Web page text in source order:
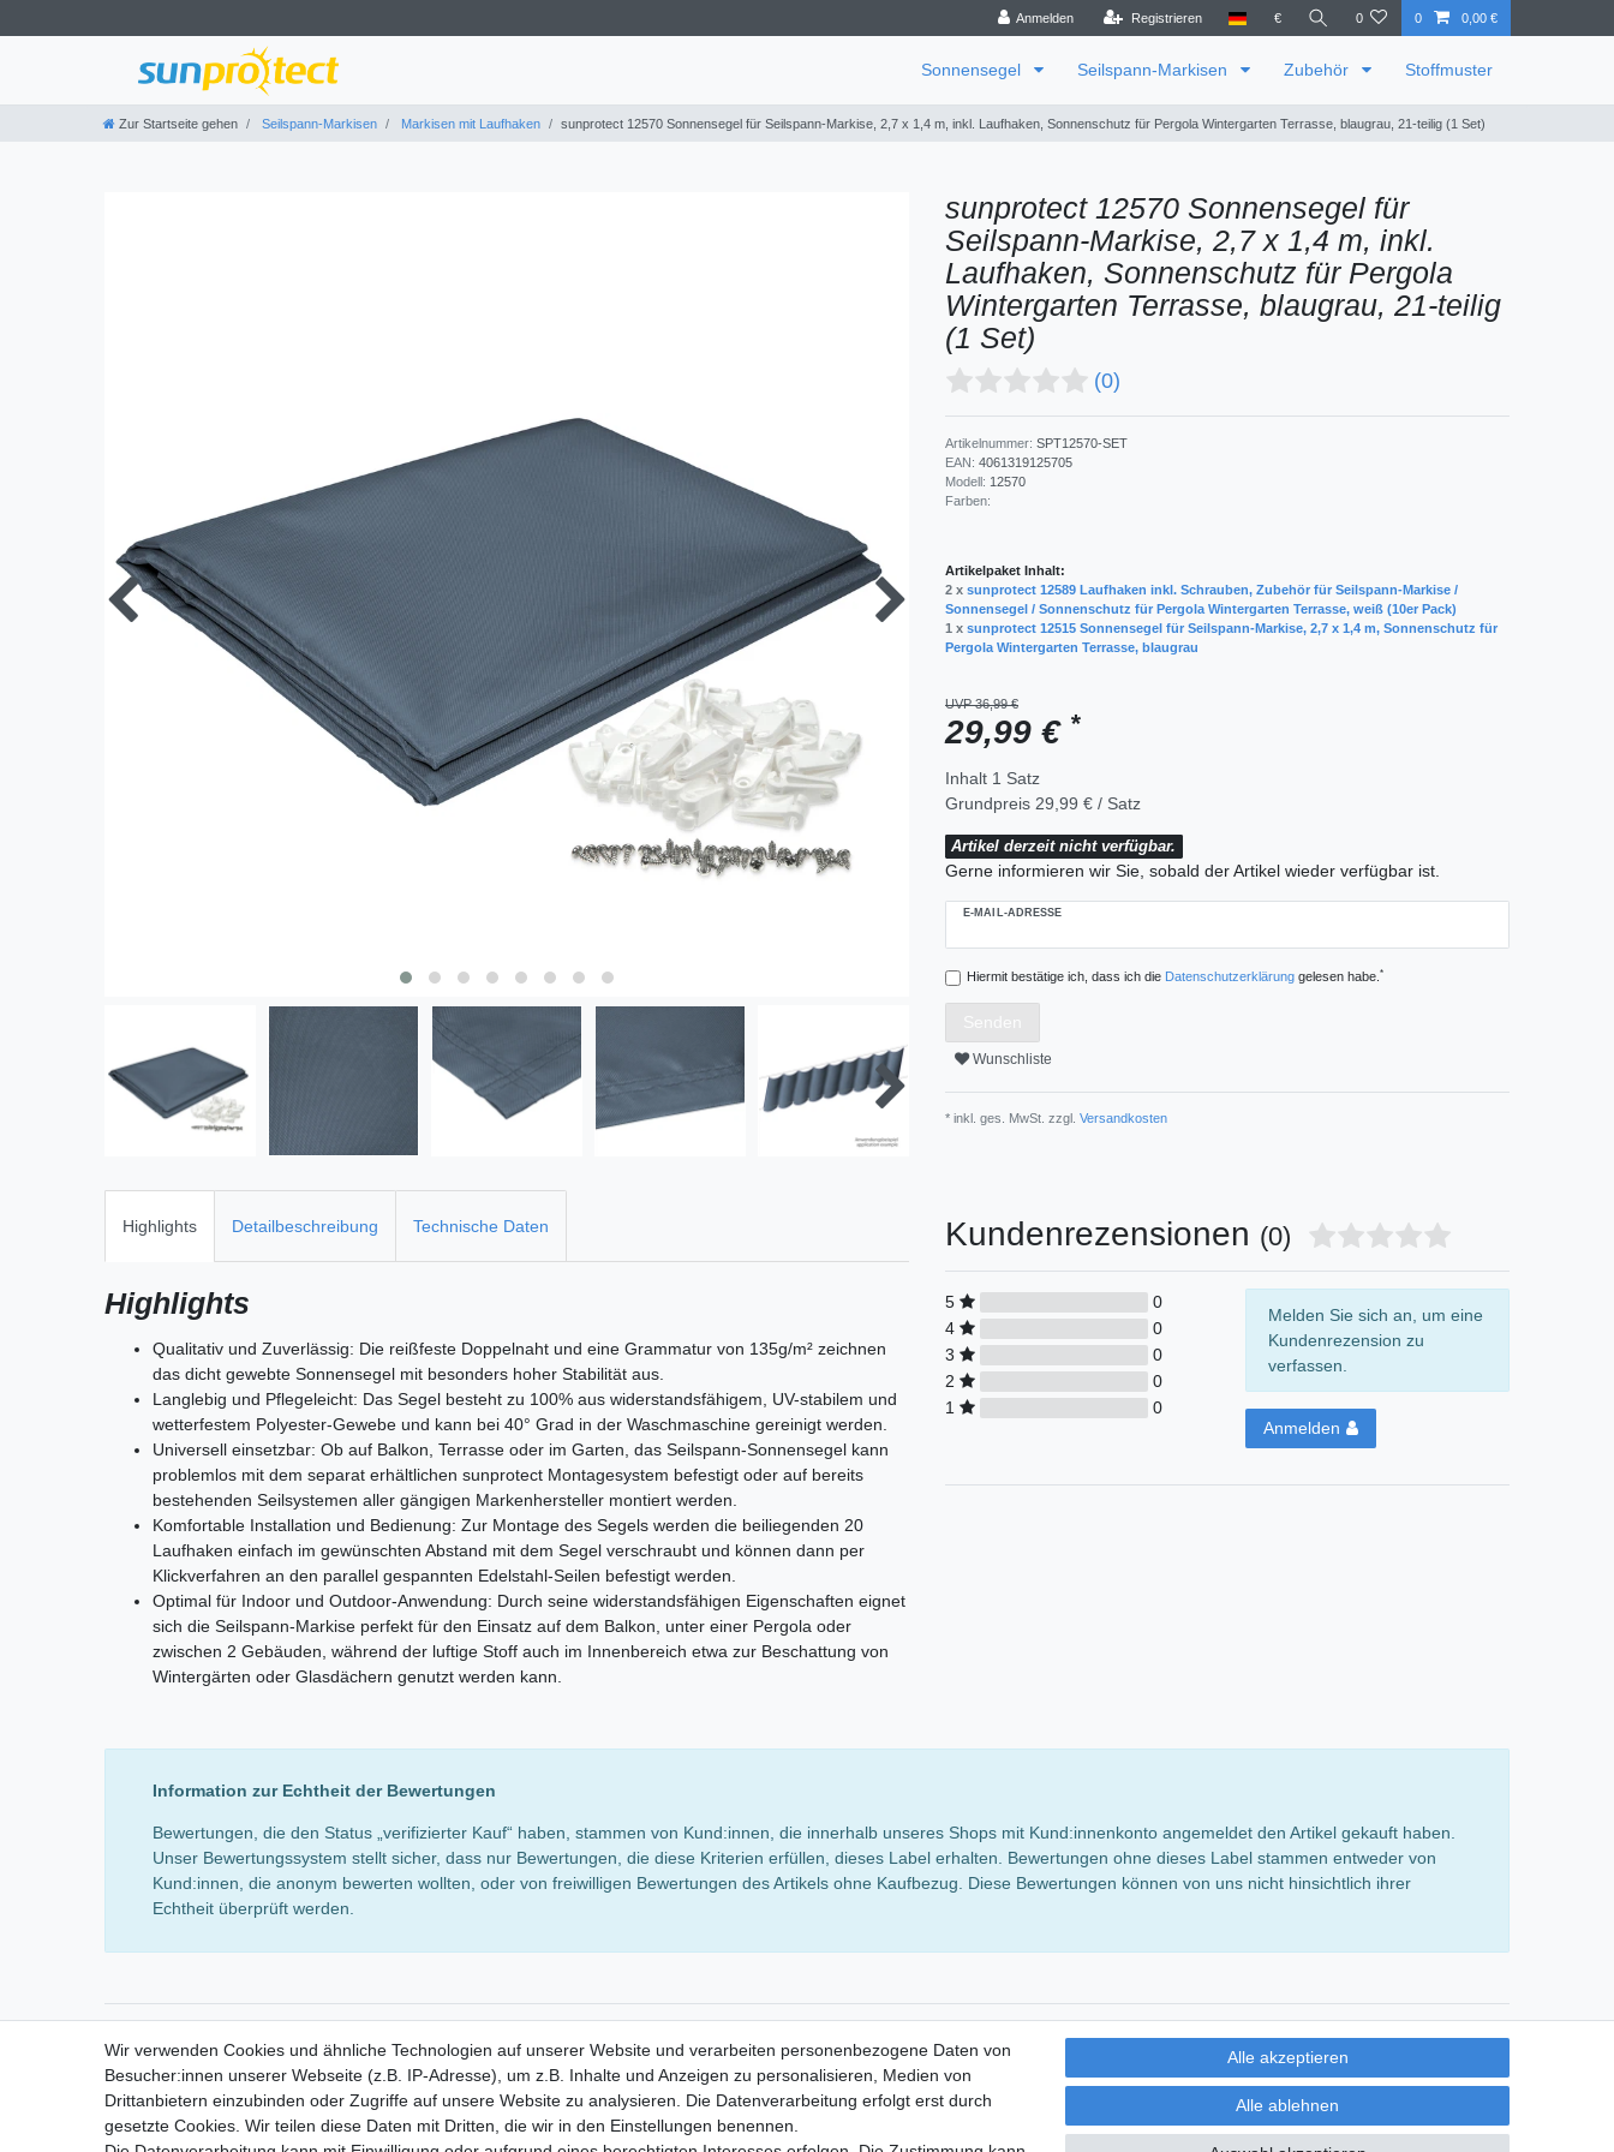
Anmelden Registrieren € 0 0 0,00 €
Sonnensegel Seilspann-Markisen Zubehör Stoffmuster
Zur Startseite gehen Seilspann-Markisen Markisen mit Laufhaken sunprotect 12570 Sonnensegel für Seilspann-Markise, 2,7 x 1,4 m, inkl. Laufhaken, Sonnenschutz für Pergola Wintergarten Terrasse, blaugrau, 21-teilig (1 Set)
sunprotect 12570 Sonnensegel für
Seilspann-Markise, 2,7 x 1,4 m, inkl.
Laufhaken, Sonnenschutz für Pergola
Wintergarten Terrasse, blaugrau, 21-teilig
(1 Set)
(0)
Artikelnummer: SPT12570-SET
EAN: 4061319125705
Modell: 12570
Farben:
Artikelpaket Inhalt:
2 x sunprotect 12589 Laufhaken inkl. Schrauben, Zubehör für Seilspann-Markise /
Sonnensegel / Sonnenschutz für Pergola Wintergarten Terrasse, weiß (10er Pack)
1 x sunprotect 12515 Sonnensegel für Seilspann-Markise, 2,7 x 1,4 m, Sonnenschutz für
Pergola Wintergarten Terrasse, blaugrau
UVP 36,99 €
29,99 € *
Inhalt 1 Satz
Grundpreis 29,99 € / Satz
Artikel derzeit nicht verfügbar.
Gerne informieren wir Sie, sobald der Artikel wieder verfügbar ist.
E-MAIL-ADRESSE
Hiermit bestätige ich, dass ich die Daten­schutz­erklärunggelesen habe. *
Wunschliste
* inkl. ges. MwSt. zzgl. Versandkosten
Highlights Detailbeschreibung Technische Daten
Highlights
Qualitativ und Zuverlässig: Die reißfeste Doppelnaht und eine Grammatur von 135g/m² zeichnen
das dicht gewebte Sonnensegel mit besonders hoher Stabilität aus.
Langlebig und Pflegeleicht: Das Segel besteht zu 100% aus widerstandsfähigem, UV-stabilem und
wetterfestem Polyester-Gewebe und kann bei 40° Grad in der Waschmaschine gereinigt werden.
Universell einsetzbar: Ob auf Balkon, Terrasse oder im Garten, das Seilspann-Sonnensegel kann
problemlos mit dem separat erhältlichen sunprotect Montagesystem befestigt oder auf bereits
bestehenden Seilsystemen aller gängigen Markenhersteller montiert werden.
Komfortable Installation und Bedienung: Zur Montage des Segels werden die beiliegenden 20
Laufhaken einfach im gewünschten Abstand mit dem Segel verschraubt und können dann per
Klickverfahren an den parallel gespannten Edelstahl-Seilen befestigt werden.
Optimal für Indoor und Outdoor-Anwendung: Durch seine widerstandsfähigen Eigenschaften eignet
sich die Seilspann-Markise perfekt für den Einsatz auf dem Balkon, unter einer Pergola oder
zwischen 2 Gebäuden, während der luftige Stoff auch im Innenbereich etwa zur Beschattung von
Wintergärten oder Glasdächern genutzt werden kann.
Kundenrezensionen (0)
5
0
4
0
3
0
2
0
1
0
Melden Sie sich an, um eine
Kundenrezension zu
verfassen.
Anmelden
Information zur Echtheit der Bewertungen
Bewertungen, die den Status „verifizierter Kauf“ haben, stammen von Kund:innen, die innerhalb unseres Shops mit Kund:innenkonto angemeldet den Artikel gekauft haben.
Unser Bewertungssystem stellt sicher, dass nur Bewertungen, die diese Kriterien erfüllen, dieses Label erhalten. Bewertungen ohne dieses Label stammen entweder von
Kund:innen, die anonym bewerten wollten, oder von freiwilligen Bewertungen des Artikels ohne Kaufbezug. Diese Bewertungen können von uns nicht hinsichtlich ihrer
Echtheit überprüft werden.
kostenloses Stoffmuster
Wir verwenden Cookies und ähnliche Technologien auf unserer Website und verarbeiten personenbezogene Daten von
Besucher:innen unserer Webseite (z.B. IP-Adresse), um z.B. Inhalte und Anzeigen zu personalisieren, Medien von
Drittanbietern einzubinden oder Zugriffe auf unsere Website zu analysieren. Die Datenverarbeitung erfolgt erst durch
gesetzte Cookies. Wir teilen diese Daten mit Dritten, die wir in den Einstellungen benennen.
Alle akzeptieren
Alle ablehnen